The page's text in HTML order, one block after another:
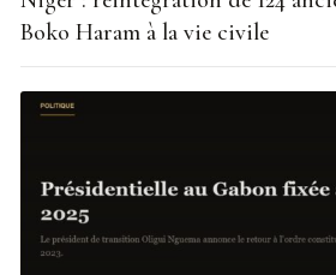
Boko Haram à la vie civile